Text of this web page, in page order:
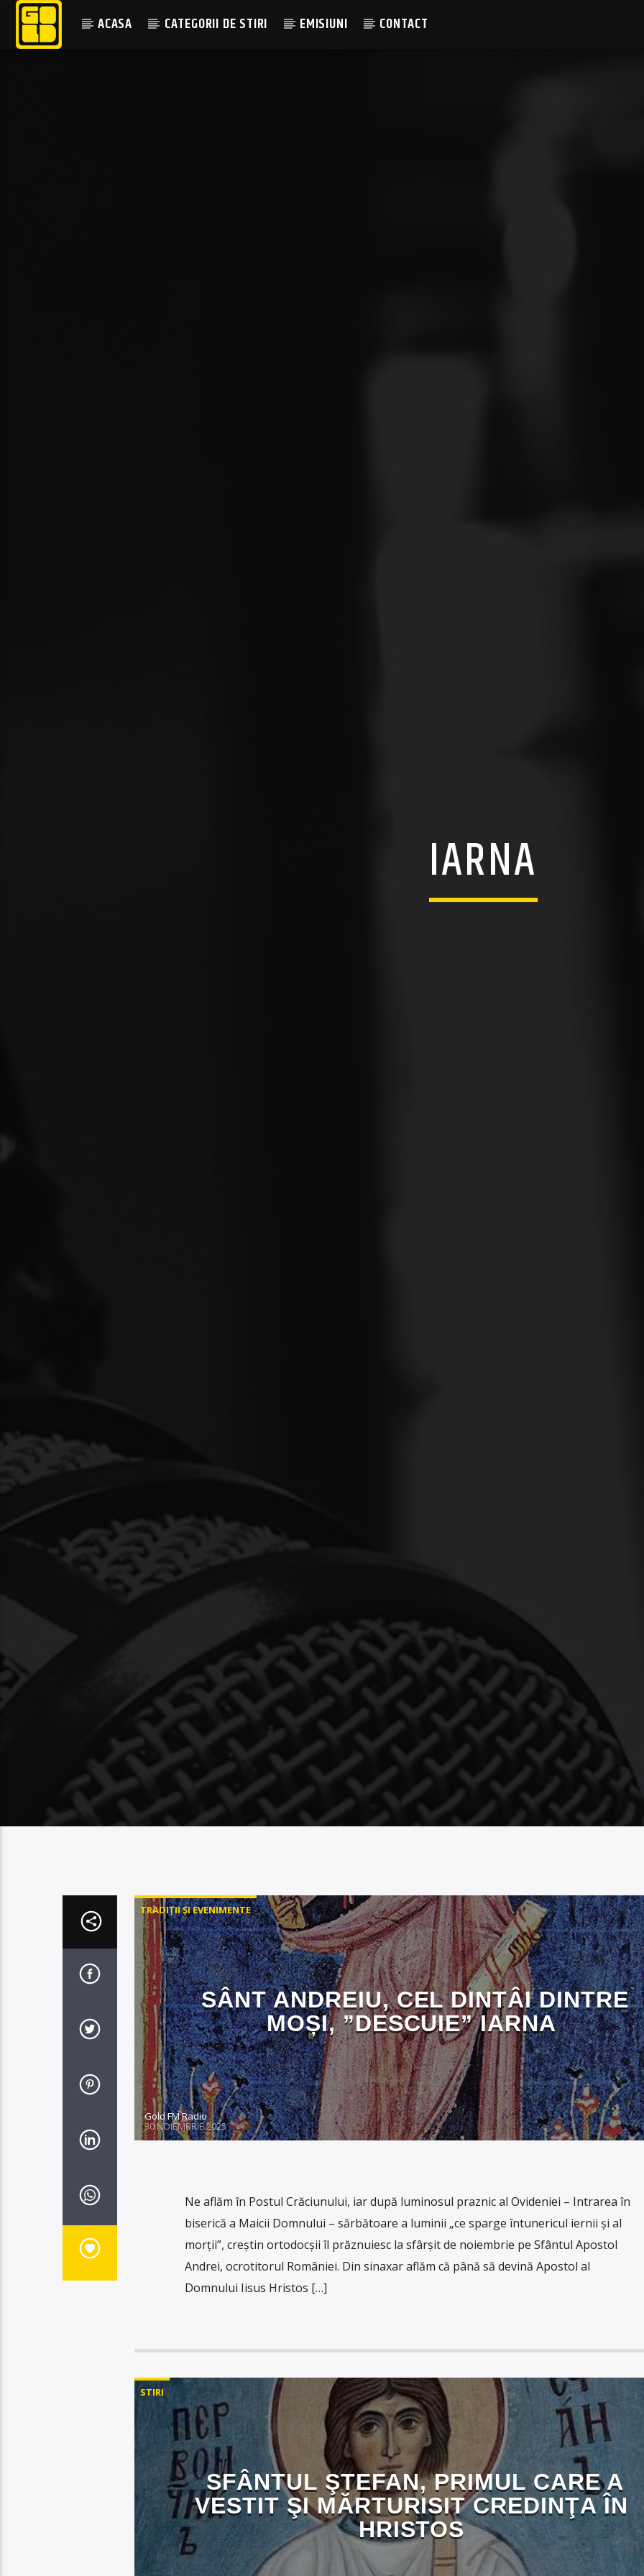
ACASA CATEGORII DE STIRI EMISIUNI CONTACT
IARNA
TRADIȚII ȘI EVENIMENTE
SÂNT ANDREIU, CEL DINTÂI DINTRE
MOȘI, ”DESCUIE” IARNA
Gold FM Radio
30 NOIEMBRIE 2025
Ne aflăm în Postul Crăciunului, iar după luminosul praznic al Ovideniei – Intrarea în
biserică a Maicii Domnului – sărbătoare a luminii „ce sparge întunericul iernii și al
morții”, creștin ortodocșii îl prăznuiesc la sfârșit de noiembrie pe Sfântul Apostol
Andrei, ocrotitorul României. Din sinaxar aflăm că până să devină Apostol al
Domnului Iisus Hristos […]
STIRI
SFÂNTUL ŞTEFAN, PRIMUL CARE A
VESTIT ŞI MĂRTURISIT CREDINŢA ÎN
HRISTOS